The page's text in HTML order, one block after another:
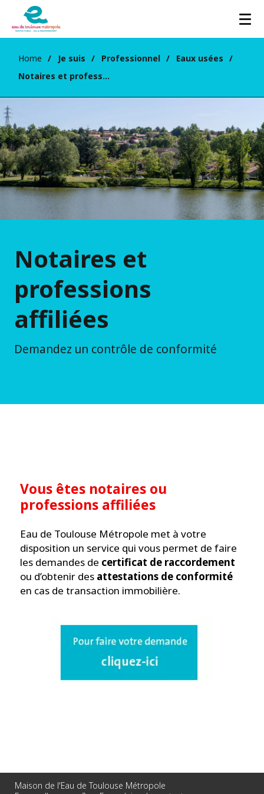
Home Je suis Professionnel
Eaux usées
Notaires et professions affiliées
Notaires et
professions
affiliées
Demandez un contrôle de conformité
Vous êtes notaires ou
professions affiliées
Eau de Toulouse Métropole met à votre
disposition un service qui vous permet de faire
les demandes de certificat de raccordement
ou d’obtenir des attestations de conformité
en cas de transaction immobilière.
Maison de l'Eau de Toulouse Métropole